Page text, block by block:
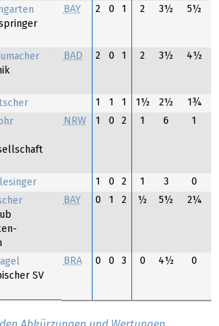
BAY 2 0 1 2 3½ 5½
BAD 2 0 1 2 3½ 4½
1 1 1 1½ 2½
1¾
NRW 1 0 2 1 6 1
1 0 2 1 3
0
BAY 0 1 2 ½ 5½ 2¼
SV
BRA 0 0 3 0 4½ 0